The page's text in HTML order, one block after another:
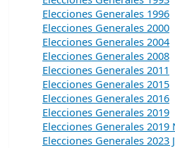
Elecciones Generales 1996
Elecciones Generales 2000
Elecciones Generales 2004
Elecciones Generales 2008
Elecciones Generales 2011
Elecciones Generales 2015
Elecciones Generales 2016
Elecciones Generales 2019
Elecciones Generales
Elecciones Generales 2023